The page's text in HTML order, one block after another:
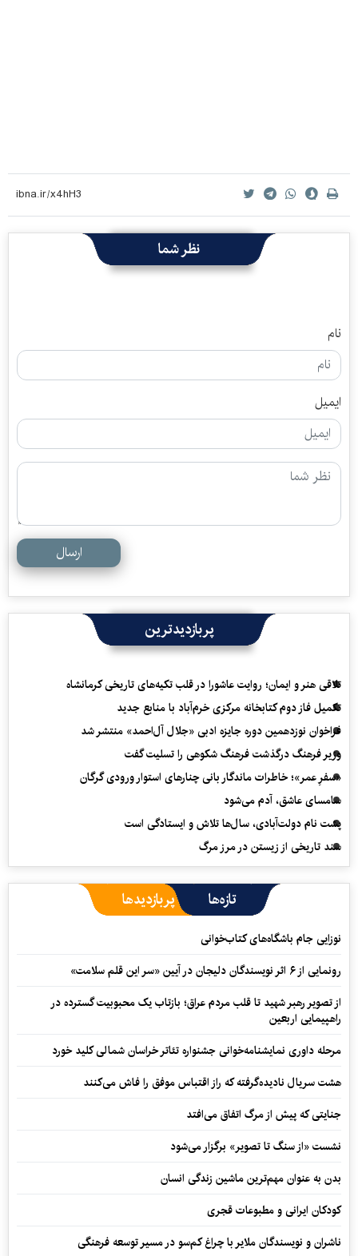
نظر شما
نام
ایمیل
ارسال
پربازدیدترین
تلاقی هنر و ایمان؛ روایت عاشورا در قلب تکیه‌های تاریخی کرمانشاه
تکمیل فاز دوم کتابخانه مرکزی خرم‌آباد با منابع جدید
فراخوان نوزدهمین دوره جایزه ادبی «جلال آل‌احمد» منتشر شد
وزیر فرهنگ درگذشت فرهنگ شکوهی را تسلیت گفت
«سفرِ عمر»؛ خاطرات ماندگار بانی چنارهای استوار ورودی گرگان
سامسای عاشق، آدم می‌شود
پشت نام دولت‌آبادی، سال‌ها تلاش و ایستادگی است
سند تاریخی از زیستن در مرز مرگ
تازه‌ها پربازدیدها
نوزایی جام باشگاه‌های کتاب‌خوانی
رونمایی از ۶ اثر نویسندگان دلیجان در آیین «سر این قلم سلامت»
از تصویر رهبر شهید تا قلب مردم عراق؛ بازتاب یک محبوبیت گسترده در
راهپیمایی اربعین
مرحله داوری نمایشنامه‌خوانی جشنواره تئاتر خراسان شمالی کلید خورد
هشت سریال نادیده‌گرفته که راز اقتباس موفق را فاش می‌کنند
جنایتی که پیش از مرگ اتفاق می‌افتد
نشست «از سنگ تا تصویر» برگزار می‌شود
بدن به عنوان مهم‌ترین ماشین زندگی انسان
کودکان ایرانی و مطبوعات قجری
ناشران و نویسندگان ملایر با چراغ کم‌سو در مسیر توسعه فرهنگی